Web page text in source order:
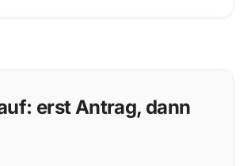
erst Antrag, dann